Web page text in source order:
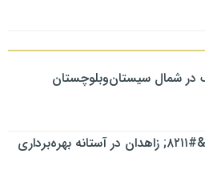
در شمال سیستان‌وبلوچستان